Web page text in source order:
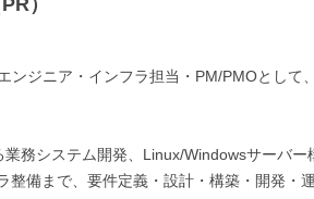
）
ンジニア・インフラ担当・PM/PMOとし
業務システム開発、Linux/Windowsサーバ
整備まで、要件定義・設計・構築・開発・